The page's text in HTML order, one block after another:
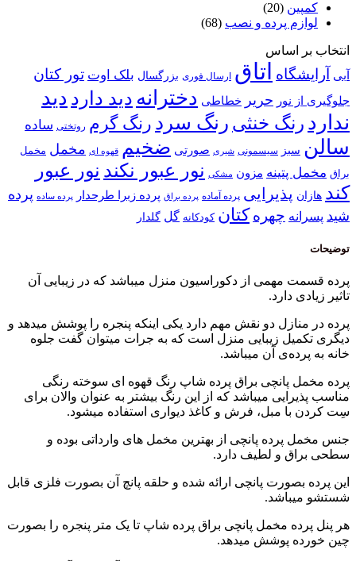
پرده و نصب (68)
اساس
اتاق ارسال فوری بزرگسال بلک اوت تور کتان
نور حریر خطاطی دخترانهدید دارددید
خنثیرنگ سردرنگ گرم روتختی ساده
سبز سیسمونی شیری صورتی ضخیم قهوه ای مخمل مخمل
مزون مشکی نور عبور نکندنور عبور
پذیرایی پرده آماده پرده براق پرده زبرا طرحدار پرده ساده پرده
چهره کتان کودکانه گل گلدار
مهمی از دکوراسیون منزل میباشد که در زیبایی آن
دارد.
دو نقش مهم دارد یکی اینکه پنجره را پوشش میدهد و
زیبایی منزل است که به جرات میتوان گفت جلوه
آن میباشد.
پانچی براق پرده شاپ رنگ قهوه ای سوخته رنگی
میباشد که از این رنگ بیشتر به عنوان والان برای
مبل، فرش و کاغذ دیواری استفاده میشود.
پانچی از بهترین مخمل های وارداتی بوده و
و لطیف دارد.
پانچی ارائه شده و حلقه پانچ آن بصورت فلزی قابل
مخمل پانچی براق پرده شاپ تا یک متر پنجره را بصورت
پوشش میدهد.